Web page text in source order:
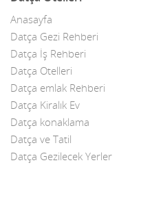
Çelik Kapı
Çiçekçiler
Datça Bademi
Datça Feribot
Datça Köy Ürünleri
Anasayfa
Datça Gezi Rehberi
Datça İş Rehberi
Datça Otelleri
Datça emlak Rehberi
Datça Kiralık Ev
Datça konaklama
Datça ve Tatil
Datça Gezilecek Yerler